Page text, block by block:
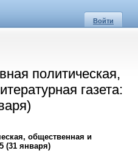
Войти
политическая,
газета:
общественная и
(31 января)